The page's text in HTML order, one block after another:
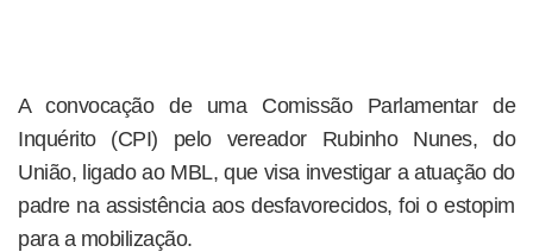
A convocação de uma Comissão Parlamentar de
Inquérito (CPI) pelo vereador Rubinho Nunes, do
União, ligado ao MBL, que visa investigar a atuação do
padre na assistência aos desfavorecidos, foi o estopim
para a mobilização.